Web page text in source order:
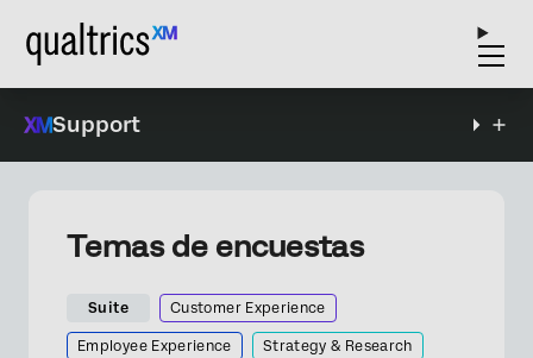
Support
Temas de encuestas
Suite Customer Experience
Employee Experience Strategy & Research